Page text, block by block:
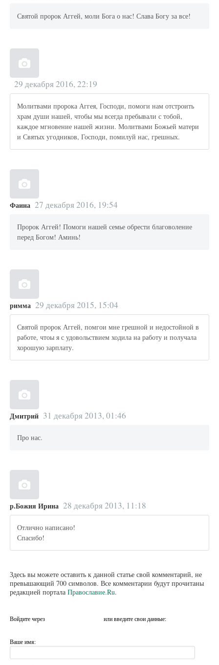
Святой пророк Аггей, моли Бога о нас! Слава Богу за все!
29 декабря 2016, 22:19
Молитвами пророка Аггея, Господи, помоги нам отстроить
храм души нашей, чтобы мы всегда пребывали с тобой,
каждое мгновение нашей жизни. Молитвами Божьей матери
и Святых угодников, Господи, помилуй нас, грешных.
Фаина 27 декабря 2016, 19:54
Пророк Аггей! Помоги нашей семье обрести благоволение
перед Богом! Аминь!
римма 29 декабря 2015, 15:04
Святой пророк Аггей, помгои мне грешной и недостойной в
работе, чтоы я с удовольствием ходила на работу и получала
хорошую зарплату.
Дмитрий 31 декабря 2013, 01:46
Про нас.
р.Божия Ирина 28 декабря 2013, 11:18
Отлично написано!
Спасибо!
Здесь вы можете оставить к данной статье свой комментарий, не
превышающий 700 символов. Все комментарии будут прочитаны
редакцией портала Православие.Ru.
Войдите через или введите свои данные:
Ваше имя: